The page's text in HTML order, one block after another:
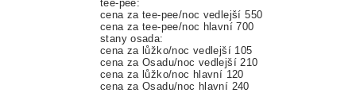
tee-pee:
cena za tee-pee/noc vedlejší 550
cena za tee-pee/noc hlavní 700
stany osada:
cena za lůžko/noc vedlejší 105
cena za Osadu/noc vedlejší 210
cena za lůžko/noc hlavní 120
cena za Osadu/noc hlavní 240